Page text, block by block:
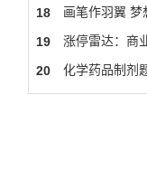
18 画笔作羽翼
19 涨停雷达：商
20 化学药品制剂